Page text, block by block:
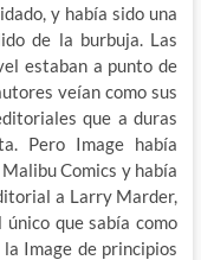
y había sido una
de la burbuja. Las
estaban a punto de
veían como sus
que a duras
Pero Image había
Comics y había
a Larry Marder,
que sabía como
Image de principios